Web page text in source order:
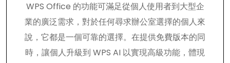
WPS Office 的功能可滿足從個人使用者到大型企
業的廣泛需求，對於任何尋求辦公室選擇的個人來
說，它都是一個可靠的選擇。在提供免費版本的同
時，讓個人升級到 WPS AI 以實現高級功能，體現